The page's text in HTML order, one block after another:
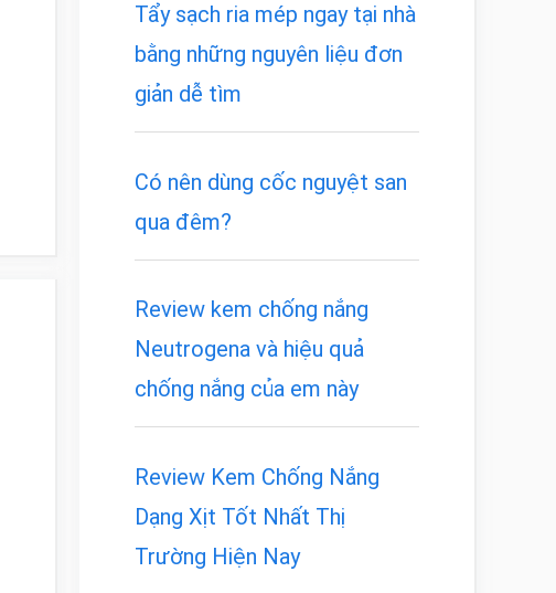
Tẩy sạch ria mép ngay tại nhà
bằng những nguyên liệu đơn
giản dễ tìm
Có nên dùng cốc nguyệt san
qua đêm?
Review kem chống nắng
Neutrogena và hiệu quả
chống nắng của em này
Review Kem Chống Nắng
Dạng Xịt Tốt Nhất Thị
Trường Hiện Nay